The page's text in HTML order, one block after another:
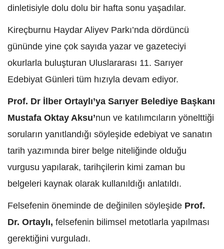
dinletisiyle dolu dolu bir hafta sonu yaşadılar.
Kireçburnu Haydar Aliyev Parkı’nda dördüncü
gününde yine çok sayıda yazar ve gazeteciyi
okurlarla buluşturan Uluslararası 11. Sarıyer
Edebiyat Günleri tüm hızıyla devam ediyor.
Prof. Dr İlber Ortaylı’ya Sarıyer Belediye Başkanı
Mustafa Oktay Aksu’nun ve katılımcıların yönelttiği
soruların yanıtlandığı söyleşide edebiyat ve sanatın
tarih yazımında birer belge niteliğinde olduğu
vurgusu yapılarak, tarihçilerin kimi zaman bu
belgeleri kaynak olarak kullanıldığı anlatıldı.
Felsefenin öneminde de değinilen söyleşide Prof.
Dr. Ortaylı, felsefenin bilimsel metotlarla yapılması
gerektiğini vurguladı.